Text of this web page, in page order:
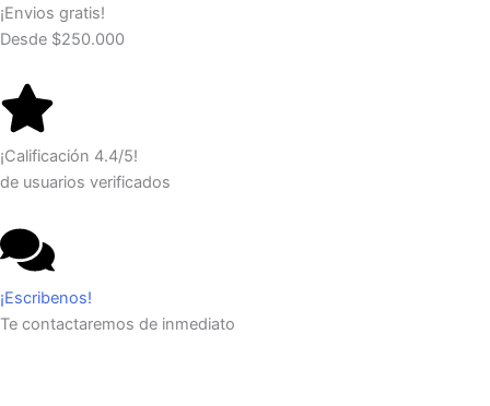
¡Envios gratis!
Desde $250.000
¡Calificación 4.4/5!
de usuarios verificados
¡Escribenos!
Te contactaremos de inmediato